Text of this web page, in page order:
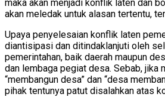
maka akan menjadi konflik laten dan
akan meledak untuk alasan tertentu,
Upaya penyelesaian konflik laten
diantisipasi dan ditindaklanjuti oleh
pemerintahan, baik daerah maupun
dan lembaga pegiat desa. Sebab, jika
“membangun desa” dan “desa
pihak tentunya patut disalahkan atas